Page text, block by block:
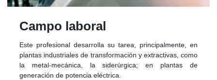
Campo laboral
Este profesional desarrolla su tarea, principalmente, en
plantas industriales de transformación y extractivas, como
la metal-mecánica, la siderúrgica; en plantas de
generación de potencia eléctrica.